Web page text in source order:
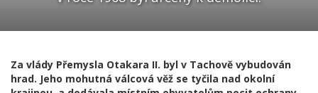
Za vlády Přemysla Otakara II. byl v Tachově vybudován
hrad. Jeho mohutná válcová věž se tyčila nad okolní